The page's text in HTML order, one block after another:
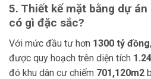
5. Thiết kế mặt bằng dự
có gì đặc sắc?
Với mức đầu tư hơn 1300 tỷ đồng,
được quy hoạch trên diện tích
đó khu dân cư chiếm 701,120m2